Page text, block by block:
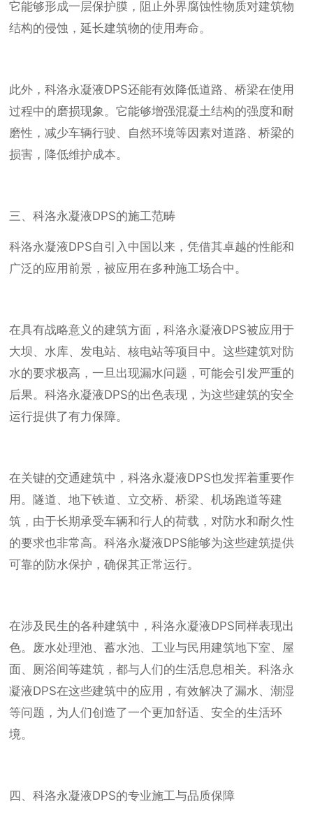
它能够形成一层保护膜，阻止外界腐蚀性物质对建筑物
结构的侵蚀，延长建筑物的使用寿命。
此外，科洛永凝液DPS还能有效降低道路、桥梁在使用
过程中的磨损现象。它能够增强混凝土结构的强度和耐
磨性，减少车辆行驶、自然环境等因素对道路、桥梁的
损害，降低维护成本。
三、科洛永凝液DPS的施工范畴
科洛永凝液DPS自引入中国以来，凭借其卓越的性能和
广泛的应用前景，被应用在多种施工场合中。
在具有战略意义的建筑方面，科洛永凝液DPS被应用于
大坝、水库、发电站、核电站等项目中。这些建筑对防
水的要求极高，一旦出现漏水问题，可能会引发严重的
后果。科洛永凝液DPS的出色表现，为这些建筑的安全
运行提供了有力保障。
在关键的交通建筑中，科洛永凝液DPS也发挥着重要作
用。隧道、地下铁道、立交桥、桥梁、机场跑道等建
筑，由于长期承受车辆和行人的荷载，对防水和耐久性
的要求也非常高。科洛永凝液DPS能够为这些建筑提供
可靠的防水保护，确保其正常运行。
在涉及民生的各种建筑中，科洛永凝液DPS同样表现出
色。废水处理池、蓄水池、工业与民用建筑地下室、屋
面、厕浴间等建筑，都与人们的生活息息相关。科洛永
凝液DPS在这些建筑中的应用，有效解决了漏水、潮湿
等问题，为人们创造了一个更加舒适、安全的生活环
境。
四、科洛永凝液DPS的专业施工与品质保障